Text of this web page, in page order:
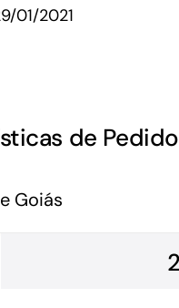
01/2021
de
Goiás